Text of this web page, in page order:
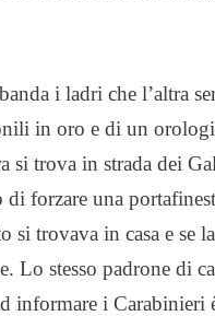
i ladri che l’altra
in oro e di un
si trova in strada dei
forzare una
si trovava in casa e se
stesso padrone di
informare i